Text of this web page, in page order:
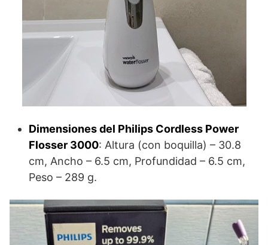
Dimensiones del Philips Cordless Power
Flosser 3000: Altura (con boquilla) – 30.8
cm, Ancho – 6.5 cm, Profundidad – 6.5 cm,
Peso – 289 g.